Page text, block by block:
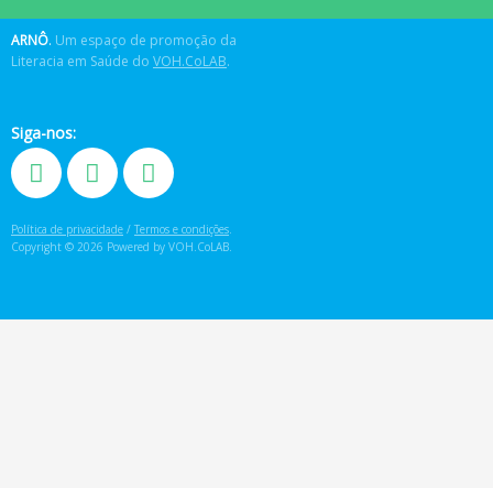
ARNÔ. Um espaço de promoção da
Literacia em Saúde do VOH.CoLAB.
Siga-nos:
Política de privacidade / Termos e condições.
Copyright © 2026 Powered by VOH.CoLAB.